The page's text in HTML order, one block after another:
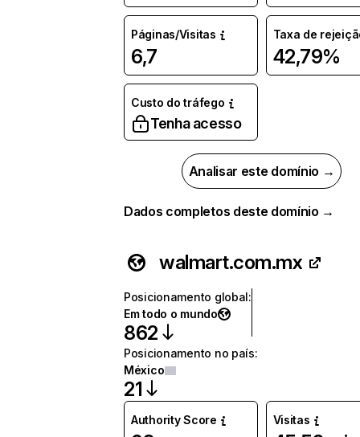
Páginas/Visitas
6,7
Taxa de
42,79%
Custo do tráfego
Tenha acesso
Analisar este domínio →
Dados completos deste domínio →
walmart.com.mx
Posicionamento global:
Em todo o mundo
862
Posicionamento no país:
México
21
Authority Score Visitas